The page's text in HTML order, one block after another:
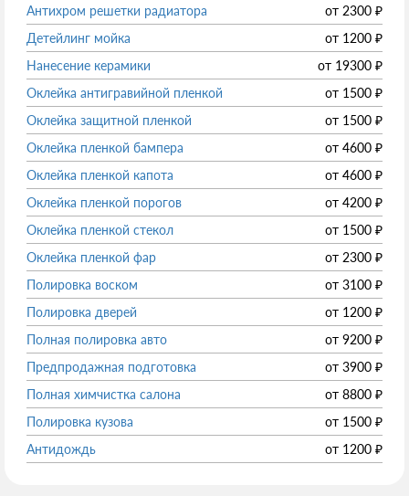
Антихром решетки радиатора
от 2300 ₽
Детейлинг мойка
от 1200 ₽
Нанесение керамики
от 19300 ₽
Оклейка антигравийной пленкой
от 1500 ₽
Оклейка защитной пленкой
от 1500 ₽
Оклейка пленкой бампера
от 4600 ₽
Оклейка пленкой капота
от 4600 ₽
Оклейка пленкой порогов
от 4200 ₽
Оклейка пленкой стекол
от 1500 ₽
Оклейка пленкой фар
от 2300 ₽
Полировка воском
от 3100 ₽
Полировка дверей
от 1200 ₽
Полная полировка авто
от 9200 ₽
Предпродажная подготовка
от 3900 ₽
Полная химчистка салона
от 8800 ₽
Полировка кузова
от 1500 ₽
Антидождь
от 1200 ₽